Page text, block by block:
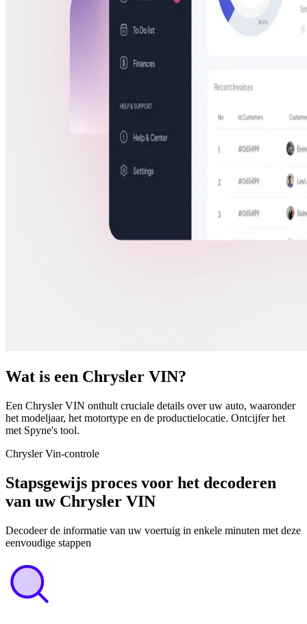
Wat is een Chrysler VIN?
Een Chrysler VIN onthult cruciale details over uw auto, waaronder
het modeljaar, het motortype en de productielocatie. Ontcijfer het
met Spyne's tool.
Chrysler Vin-controle
Stapsgewijs proces voor het decoderen
van uw Chrysler VIN
Decodeer de informatie van uw voertuig in enkele minuten met deze
eenvoudige stappen